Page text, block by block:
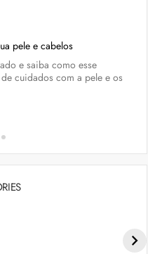
pele e cabelos
e saiba como esse
cuidados com a pele e os